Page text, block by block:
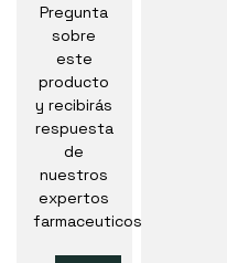
Pregunta
sobre
este
producto
y recibirás
respuesta
de
nuestros
expertos
farmaceuticos